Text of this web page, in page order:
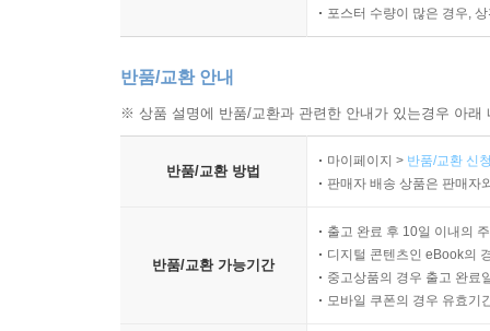
포스터 수량이 많은 경우,
반품/교환 안내
※ 상품 설명에 반품/교환과 관련한 안내가 있는경우 아
반품/교환 방법
마이페이지 > 반품/교환 신
판매자 배송 상품은 판매자
반품/교환 가능기간
출고 완료 후 10일 이내의
디지털 콘텐츠인 eBook의
중고상품의 경우 출고 완료
모바일 쿠폰의 경우 유효기